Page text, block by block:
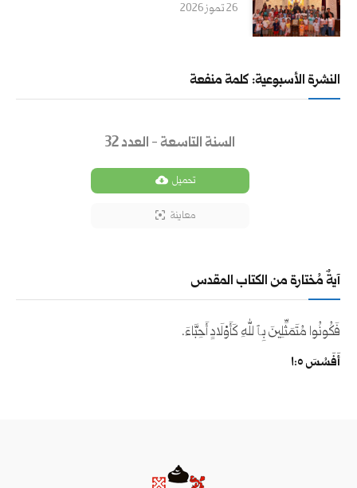
26 تموز 2026
النشرة الأسبوعية: كلمة منفعة
السنة التاسعة - العدد 32
تحميل
معاينة
آيةٌ مُختارة من الكتاب المقدس
فَكُونُوا مُتَمَثِّلِينَ بِٱللهِ كَأَوْلَادٍ أَحِبَّاءَ.
أَفَسُسَ ٥:‏١